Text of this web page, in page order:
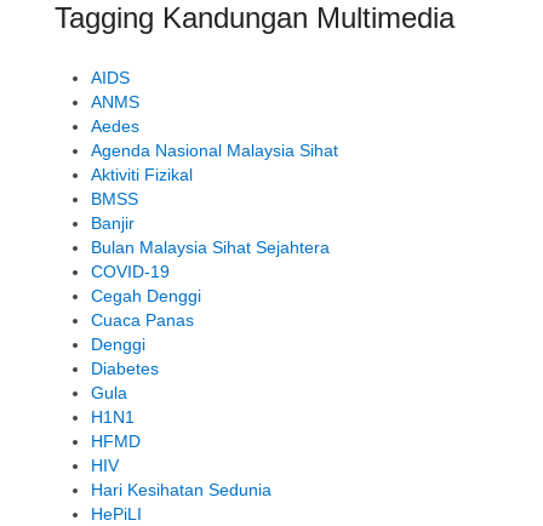
Tagging Kandungan Multimedia
AIDS
ANMS
Aedes
Agenda Nasional Malaysia Sihat
Aktiviti Fizikal
BMSS
Banjir
Bulan Malaysia Sihat Sejahtera
COVID-19
Cegah Denggi
Cuaca Panas
Denggi
Diabetes
Gula
H1N1
HFMD
HIV
Hari Kesihatan Sedunia
HePiLI